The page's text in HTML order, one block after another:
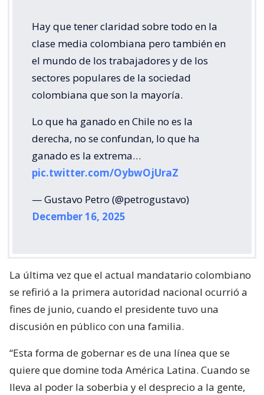
Hay que tener claridad sobre todo en la
clase media colombiana pero también en
el mundo de los trabajadores y de los
sectores populares de la sociedad
colombiana que son la mayoría.
Lo que ha ganado en Chile no es la
derecha, no se confundan, lo que ha
ganado es la extrema…
pic.twitter.com/OybwOjUraZ
— Gustavo Petro (@petrogustavo)
December 16, 2025
La última vez que el actual mandatario colombiano
se refirió a la primera autoridad nacional ocurrió a
fines de junio, cuando el presidente tuvo una
discusión en público con una familia.
“Esta forma de gobernar es de una línea que se
quiere que domine toda América Latina. Cuando se
lleva al poder la soberbia y el desprecio a la gente,